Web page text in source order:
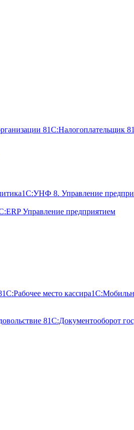
81С:Налогоплательщик 8
1С:УНФ 8. Управление
Управление предприятием
1С:Рабочее место кассира
81С:Документооборот